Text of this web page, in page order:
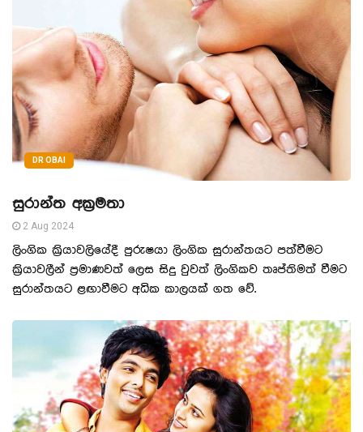
DR OBAI
සුරාන්ත අක්‍රමතා
2 Aug 2024
ලිංගික ක්‍රියාවලියේදී පුරුෂයා ලිංගික සුරාන්තයට පත්වීමට
ක්‍රියාවලීන් ප්‍රමාණවත් ලෙස සිදු වුවත් ලිංගිකව තෘප්තිමත් වීමට
සුරාන්තයට ළඟාවීමට අධික කාලයක් ගත වේ.